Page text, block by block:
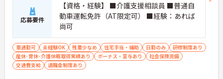
応募要件
【資格・経験】 ■介護支援相談員 ■普通自
動車運転免許（AT限定可） ■経験：あれば
尚可
車通勤可 未経験OK 残業少なめ 住宅手当・補助 日勤のみ
研修制度あり
産休･育休･介護休暇取得実績あり
ボーナス・賞与あり
社会保険完備
交通費支給
退職金制度あり